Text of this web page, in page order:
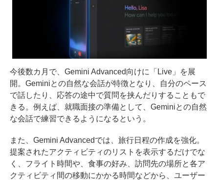
今後数カ月で、Gemini Advanced向けに「Live」を展
開。Geminiとの自然な会話が特徴となり、自分のペース
で話したり、応答の途中で質問を挟んだりすることもで
きる。例えば、就職面接の準備として、Geminiとの自然
な会話で練習できるようになるという。
また、Gemini Advancedでは、旅行日程の作成を強化。
提案されたアクティビティのリストを表示するだけでな
く、フライト時間や、食事の好み、訪問先の場所と各ア
クティビティ間の移動にかかる時間などから、ユーザー